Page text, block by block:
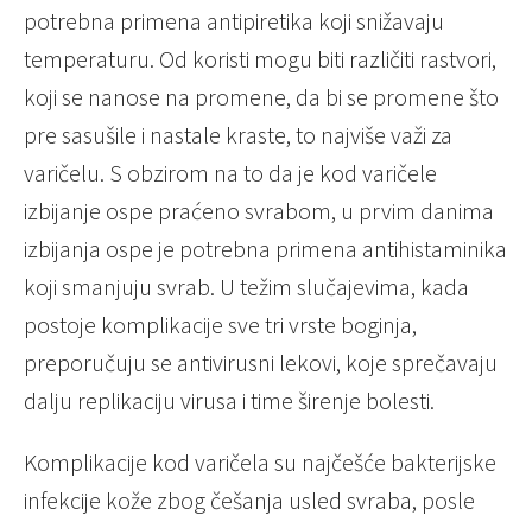
potrebna primena antipiretika koji snižavaju
temperaturu. Od koristi mogu biti različiti rastvori,
koji se nanose na promene, da bi se promene što
pre sasušile i nastale kraste, to najviše važi za
varičelu. S obzirom na to da je kod varičele
izbijanje ospe praćeno svrabom, u prvim danima
izbijanja ospe je potrebna primena antihistaminika
koji smanjuju svrab. U težim slučajevima, kada
postoje komplikacije sve tri vrste boginja,
preporučuju se antivirusni lekovi, koje sprečavaju
dalju replikaciju virusa i time širenje bolesti.
Komplikacije kod varičela su najčešće bakterijske
infekcije kože zbog češanja usled svraba, posle